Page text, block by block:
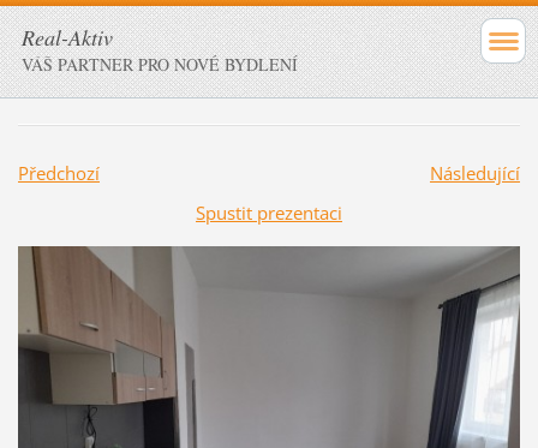
Real-Aktiv
VÁŠ PARTNER PRO NOVÉ BYDLENÍ
Předchozí
Následující
Spustit prezentaci